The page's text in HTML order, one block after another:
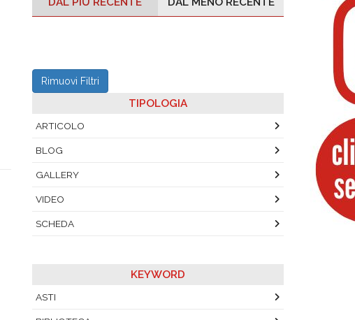
Rimuovi Filtri
TIPOLOGIA
ARTICOLO
BLOG
GALLERY
VIDEO
SCHEDA
KEYWORD
ASTI